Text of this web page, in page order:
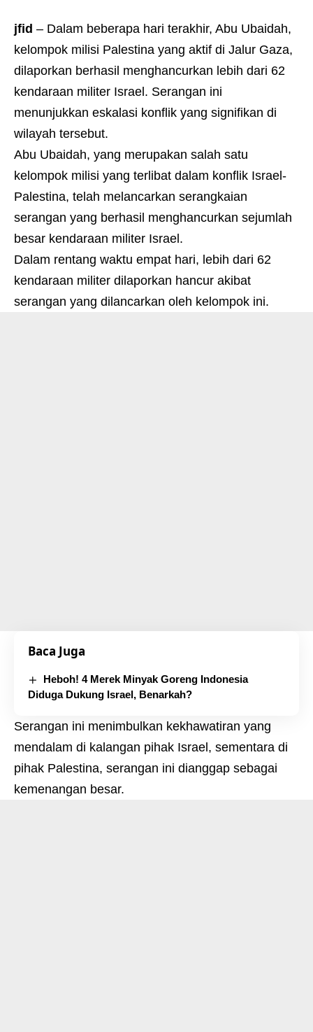
jfid – Dalam beberapa hari terakhir, Abu Ubaidah,
kelompok milisi Palestina yang aktif di Jalur Gaza,
dilaporkan berhasil menghancurkan lebih dari 62
kendaraan militer Israel. Serangan ini
menunjukkan eskalasi konflik yang signifikan di
wilayah tersebut.
Abu Ubaidah, yang merupakan salah satu
kelompok milisi yang terlibat dalam konflik Israel-
Palestina, telah melancarkan serangkaian
serangan yang berhasil menghancurkan sejumlah
besar kendaraan militer Israel.
Dalam rentang waktu empat hari, lebih dari 62
kendaraan militer dilaporkan hancur akibat
serangan yang dilancarkan oleh kelompok ini.
Baca Juga
Heboh! 4 Merek Minyak Goreng Indonesia
Diduga Dukung Israel, Benarkah?
Serangan ini menimbulkan kekhawatiran yang
mendalam di kalangan pihak Israel, sementara di
pihak Palestina, serangan ini dianggap sebagai
kemenangan besar.